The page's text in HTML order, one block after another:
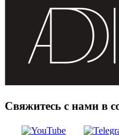
Свяжитесь с нами в